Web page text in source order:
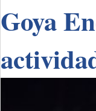
Goya